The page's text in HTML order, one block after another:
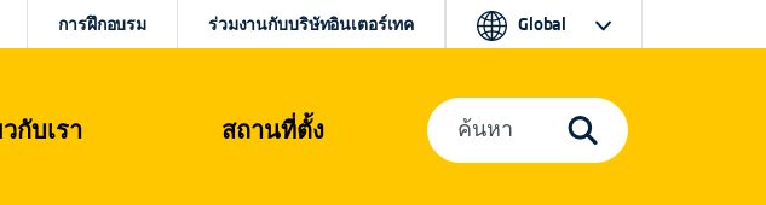
กับเรา สถานที่ตั้ง
การฝึกอบรม ร่วมงานกับบริษัทอินเตอร์เทค Global
ค้นหา